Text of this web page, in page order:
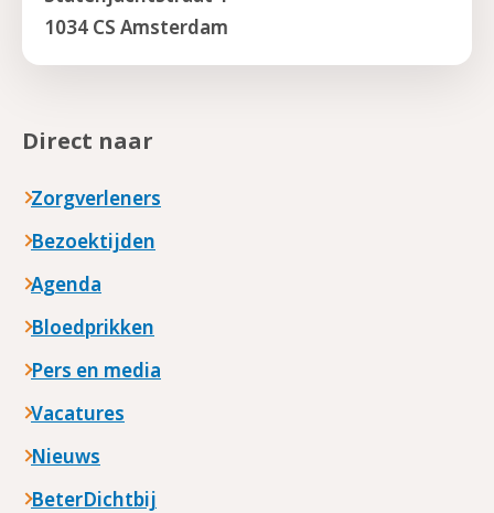
1034 CS Amsterdam
Direct naar
Zorgverleners
Bezoektijden
Agenda
Bloedprikken
Pers en media
Vacatures
Nieuws
BeterDichtbij